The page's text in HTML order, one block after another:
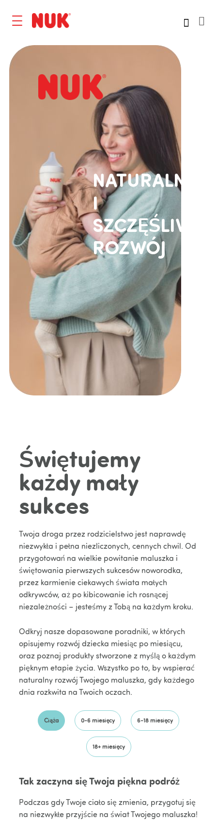
NATURALNY
I
SZCZĘŚLIWY
ROZWÓJ
Świętujemy
każdy mały
sukces
Twoja droga przez rodzicielstwo jest naprawdę
niezwykła i pełna niezliczonych, cennych chwil. Od
przygotowań na wielkie powitanie maluszka i
świętowania pierwszych sukcesów noworodka,
przez karmienie ciekawych świata małych
odkrywców, aż po kibicowanie ich rosnącej
niezależności – jesteśmy z Tobą na każdym kroku.
Odkryj nasze dopasowane poradniki, w których
opisujemy rozwój dziecka miesiąc po miesiącu,
oraz poznaj produkty stworzone z myślą o każdym
pięknym etapie życia. Wszystko po to, by wspierać
naturalny rozwój Twojego maluszka, gdy każdego
dnia rozkwita na Twoich oczach.
Ciąża 0-6 miesięcy 6-18 miesięcy
18+ miesięcy
Tak zaczyna się Twoja piękna podróż
Podczas gdy Twoje ciało się zmienia, przygotuj się
na niezwykłe przyjście na świat Twojego maluszka!